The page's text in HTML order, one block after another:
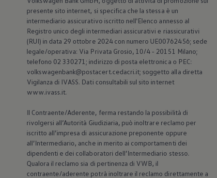
presente sito internet, si specifica che la stessa è un
intermediario assicurativo iscritto nell'Elenco annesso al
Registro unico degli intermediari assicurativi e riassicurativi
(RUI) in data 29 ottobre 2024 con numero UE00762456; sede
legale/operativa: Via Privata Grosio, 10/4 - 20151 Milano;
telefono 02 330271; indirizzo di posta elettronica o PEC:
volkswagenbank@postacert.cedacri.it; soggetto alla diretta
Vigilanza di IVASS. Dati consultabili sul sito internet
www.ivass.it.
Il Contraente/Aderente, ferma restando la possibilità di
rivolgersi all’Autorità Giudiziaria, può inoltrare reclamo per
iscritto all’impresa di assicurazione preponente oppure
all’Intermediario, anche in merito ai comportamenti dei
dipendenti e dei collaboratori dell’Intermediario stesso.
Qualora il reclamo sia di pertinenza di VWB, il
contraente/aderente potrà inoltrare il reclamo direttamente a